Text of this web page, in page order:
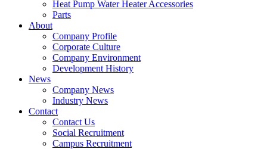
Heat Pump Water Heater Accessories
Parts
About
Company Profile
Corporate Culture
Company Environment
Development History
News
Company News
Industry News
Contact
Contact Us
Social Recruitment
Campus Recruitment